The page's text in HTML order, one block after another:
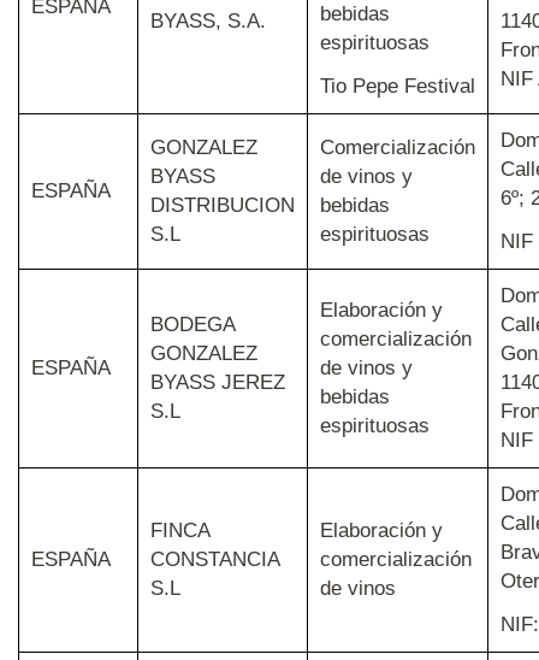
ESPAÑA
BYASS, S.A.
bebidas
espirituosas
Tio Pepe Festival
NIF
ESPAÑA
GONZALEZ
BYASS
DISTRIBUCION
S.L
Comercialización
de vinos y
bebidas
espirituosas
6º;
NIF
ESPAÑA
BODEGA
GONZALEZ
BYASS JEREZ
S.L
Elaboración y
comercialización
de vinos y
bebidas
espirituosas
NIF
ESPAÑA
FINCA
CONSTANCIA
S.L
Elaboración y
comercialización
de vinos